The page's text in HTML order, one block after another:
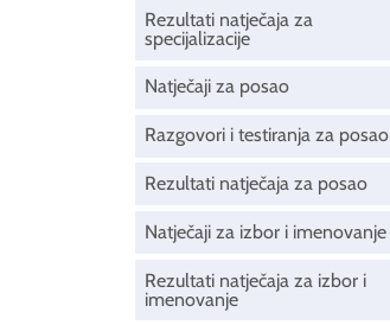
Rezultati natječaja za
specijalizacije
Natječaji za posao
Razgovori i testiranja za posao
Rezultati natječaja za posao
Natječaji za izbor i imenovanje
Rezultati natječaja za izbor i
imenovanje